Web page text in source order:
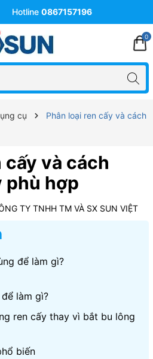
Hotline 0867157196
0
cụ
Phân loại ren cấy và cách
cấy và cách
phù hợp
TY TNHH TM VÀ SX SUN VIỆT
để làm gì?
làm gì?
ren cấy thay vì bắt bu lông
biến